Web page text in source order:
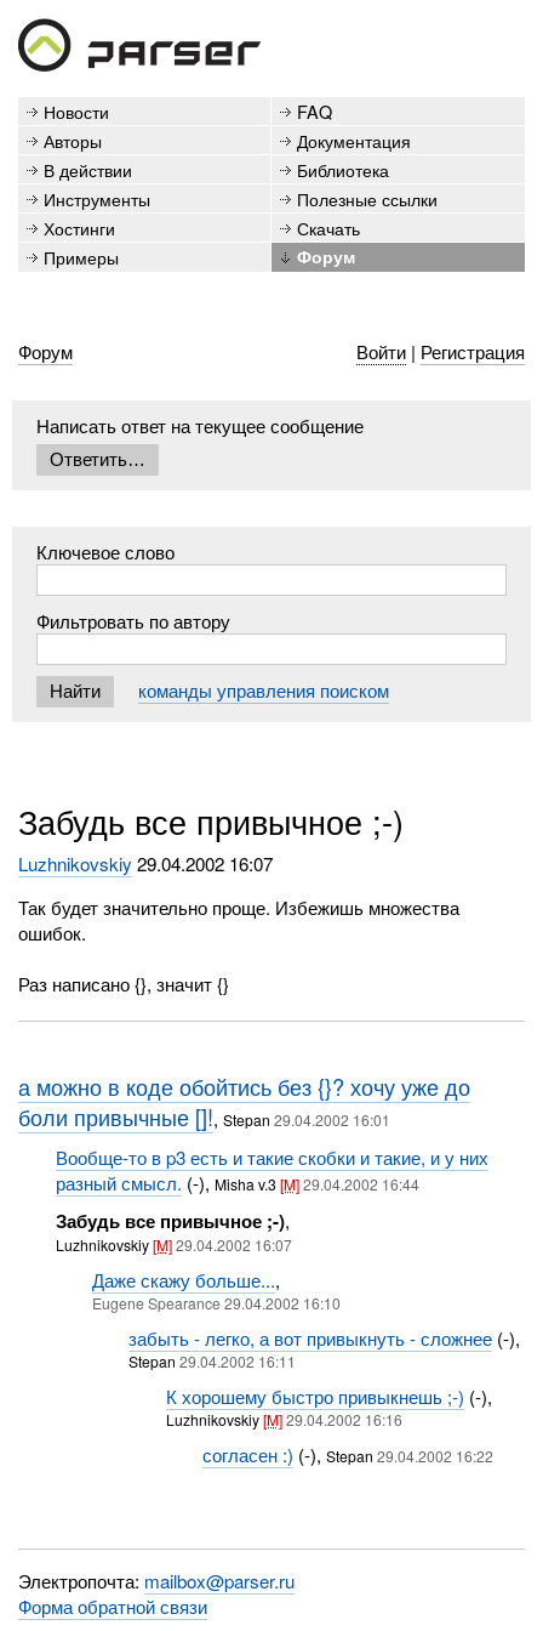
Новости
FAQ
Авторы
Документация
В действии
Библиотека
Инструменты
Полезные ссылки
Хостинги
Скачать
Примеры
Форум
Форум Войти| Регистрация
Написать ответ на текущее сообщение
Ключевое слово
Фильтровать по автору
команды управления поиском
Забудь все привычное ;-)
Luzhnikovskiy 29.04.2002 16:07
Так будет значительно проще. Избежишь множества
ошибок.
Раз написано {}, значит {}
а можно в коде обойтись без {}? хочу уже до
боли привычные []!,Stepan29.04.2002 16:01
Вообще-то в p3 есть и такие скобки и такие, и у них
разный смысл. (-), Misha v.3 [M] 29.04.2002 16:44
Забудь все привычное ;-),
Luzhnikovskiy[M] 29.04.2002 16:07
Даже скажу больше...,
Eugene Spearance 29.04.2002 16:10
забыть - легко, а вот привыкнуть - сложнее (-),
Stepan29.04.2002 16:11
К хорошему быстро привыкнешь ;-) (-),
Luzhnikovskiy[M]29.04.2002 16:16
согласен :) (-),Stepan29.04.2002 16:22
Электропочта: mailbox@parser.ru
Форма обратной связи